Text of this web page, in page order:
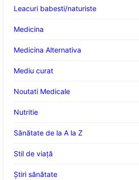
Leacuri babesti/naturiste
Medicina
Medicina Alternativa
Mediu curat
Noutati Medicale
Nutritie
Sănătate de la A la Z
Stil de viaţă
Ştiri sănătate